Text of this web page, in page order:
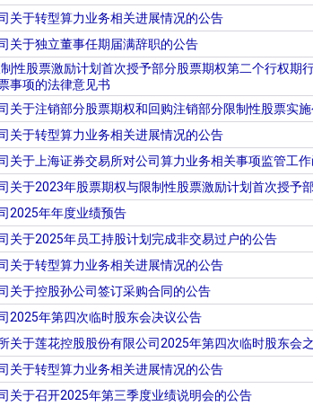
关于转型算力业务相关进展情况的公告
关于独立董事任期届满辞职的公告
性股票激励计划首次授予部分股票期权第二个行权
事项的法律意见书
关于注销部分股票期权和回购注销部分限制性股票实
关于转型算力业务相关进展情况的公告
关于上海证券交易所对公司算力业务相关事项监管工
关于2023年股票期权与限制性股票激励计划首次授予
2025年年度业绩预告
关于2025年员工持股计划完成非交易过户的公告
关于转型算力业务相关进展情况的公告
关于控股孙公司签订采购合同的公告
2025年第四次临时股东会决议公告
关于莲花控股股份有限公司2025年第四次临时股东会
关于转型算力业务相关进展情况的公告
关于召开2025年第三季度业绩说明会的公告